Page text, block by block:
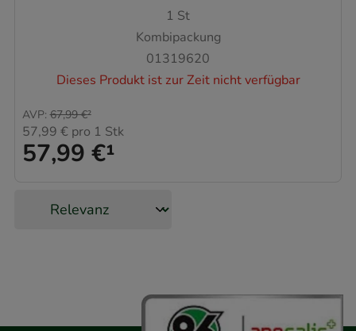
1 St
Kombipackung
01319620
Dieses Produkt ist zur Zeit nicht verfügbar
57,99 €¹
AVP: 67,99 €²
57,99 € pro 1 Stk